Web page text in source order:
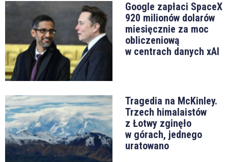
Google zapłaci SpaceX
920 milionów dolarów
miesięcznie za moc
obliczeniową
w centrach danych xAI
Tragedia na McKinley.
Trzech himalaistów
z Łotwy zginęło
w górach, jednego
uratowano